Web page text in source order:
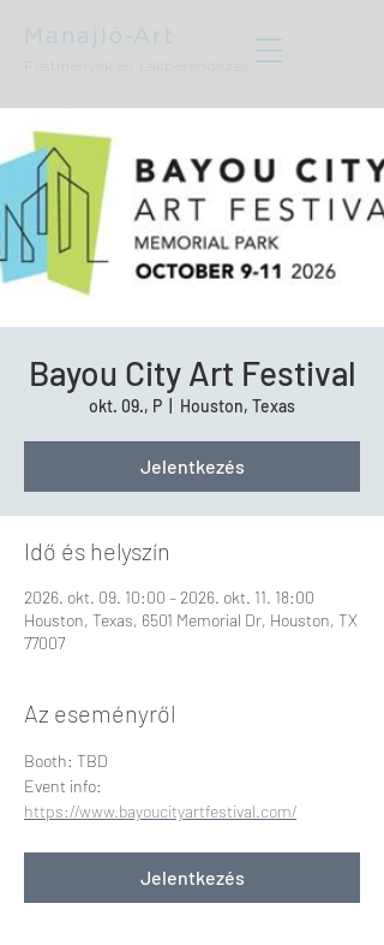
Manajló-Art
Festmények és Lakberendezés
Bayou City Art Festival
okt. 09., P Houston, Texas
Jelentkezés
Idő és helyszín
2026. okt. 09. 10:00 – 2026. okt. 11. 18:00
Houston, Texas, 6501 Memorial Dr, Houston, TX
77007
Az eseményről
Booth: TBD
Event info:
https://www.bayoucityartfestival.com/
Jelentkezés